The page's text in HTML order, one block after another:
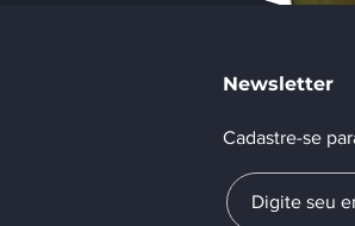
Newsletter
Cadastre-se